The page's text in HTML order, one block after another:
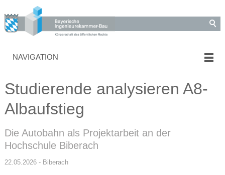
NAVIGATION
Studierende analysieren A8-
Albaufstieg
Die Autobahn als Projektarbeit an der
Hochschule Biberach
22.05.2026 - Biberach